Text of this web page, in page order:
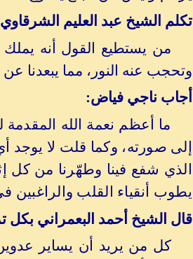
تكلم الشيخ عبد العليم
من يستطيع القول أنه
وتحجب عنه النور، مما يبعدنا
أجاب ناجي فياض:
ما أعظم نعمة الله
إلى صورته، وكما قلت لا يوجد
يطوب أنقياء القلب والراغبين
قال الشيخ أحمد البعمراني بكل
كل من يريد أن يساير